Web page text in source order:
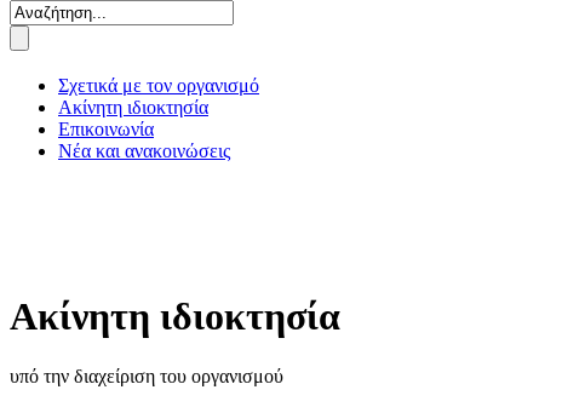
Σχετικά με τον οργανισμό
Ακίνητη ιδιοκτησία
Επικοινωνία
Νέα και ανακοινώσεις
Ακίνητη ιδιοκτησία
υπό την διαχείριση του οργανισμού